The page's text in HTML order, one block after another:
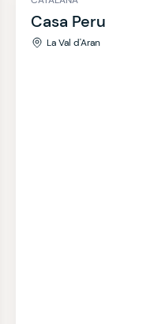
Casa Peru
La Val d'Aran